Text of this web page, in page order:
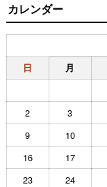
カレンダー
日 月
2
3
9
10
16
17
23
24